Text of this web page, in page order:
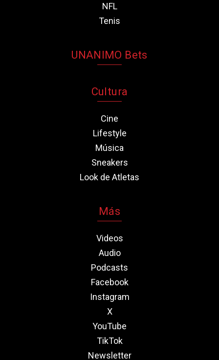
NFL
Tenis
UNANIMO Bets
Cultura
Cine
Lifestyle
Música
Sneakers
Look de Atletas
Más
Videos
Audio
Podcasts
Facebook
Instagram
X
YouTube
TikTok
Newsletter